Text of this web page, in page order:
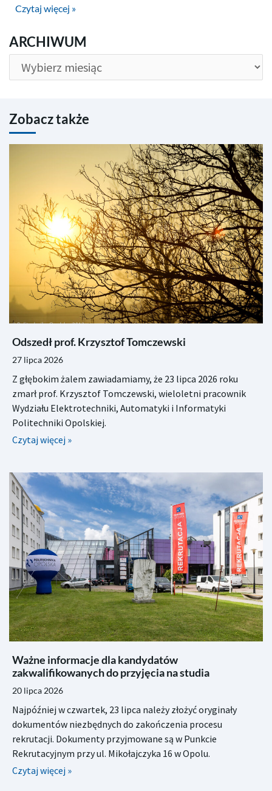
Czytaj więcej »
ARCHIWUM
ARCHIWUM
Zobacz także
Odszedł prof. Krzysztof Tomczewski
27 lipca 2026
Z głębokim żalem zawiadamiamy, że 23 lipca 2026 roku
zmarł prof. Krzysztof Tomczewski, wieloletni pracownik
Wydziału Elektrotechniki, Automatyki i Informatyki
Politechniki Opolskiej.
Czytaj więcej »
Ważne informacje dla kandydatów
zakwalifikowanych do przyjęcia na studia
20 lipca 2026
Najpóźniej w czwartek, 23 lipca należy złożyć oryginały
dokumentów niezbędnych do zakończenia procesu
rekrutacji. Dokumenty przyjmowane są w Punkcie
Rekrutacyjnym przy ul. Mikołajczyka 16 w Opolu.
Czytaj więcej »